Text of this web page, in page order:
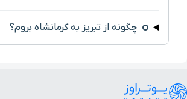
چگونه از تبریز به کرمانشاه بروم؟